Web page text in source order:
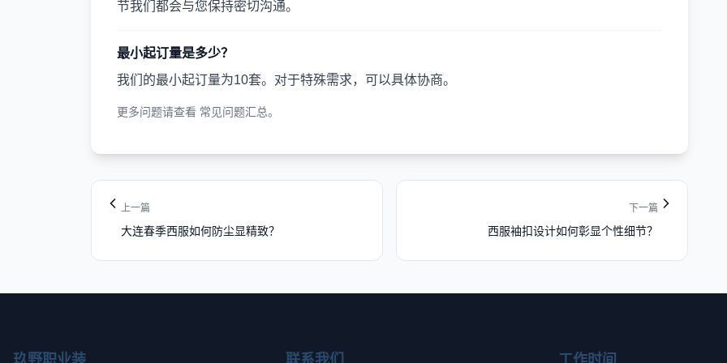
节我们都会与您保持密切沟通。
最小起订量是多少？
我们的最小起订量为10套。对于特殊需求，可以具体协商。
更多问题请查看 常见问题汇总。
上一篇
大连春季西服如何防尘显精致？
下一篇
西服袖扣设计如何彰显个性细节？
玖野职业装 联系我们 工作时间